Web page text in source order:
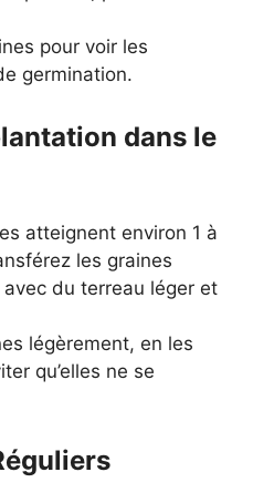
pour voir les
germination.
dans le
atteignent environ 1 à
les graines
du terreau léger et
légèrement, en les
qu’elles ne se